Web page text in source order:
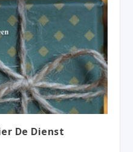
De Dienst